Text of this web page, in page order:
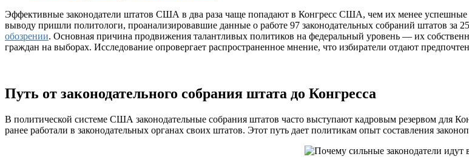
Эффективные законодатели штатов США в два раза чаще попадают в Конгресс США, чем их менее успешные
выводу пришли политологи, проанализировавшие данные о работе 97 законодательных собраний штатов за
обозрении. Основная причина продвижения талантливых политиков на федеральный уровень — их
граждан на выборах. Исследование опровергает распространенное мнение, что избиратели отдают
Путь от законодательного собрания штата до Конгресса
В политической системе США законодательные собрания штатов часто выступают кадровым резервом для
ранее работали в законодательных органах своих штатов. Этот путь дает политикам опыт составления